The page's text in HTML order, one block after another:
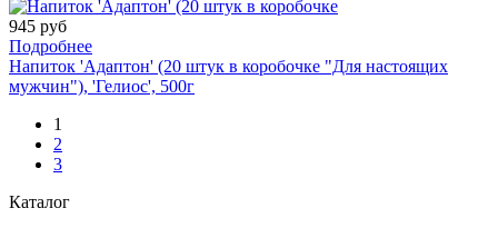
945 руб
Подробнее
Напиток 'Адаптон' (20 штук в коробочке "Для настоящих
мужчин"), 'Гелиос', 500г
1
2
3
Каталог